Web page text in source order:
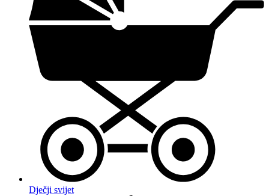
Dječji svijet